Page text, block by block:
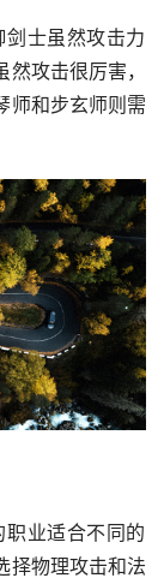
攻击很厉害，
师和步玄师则需
择物理攻击和法